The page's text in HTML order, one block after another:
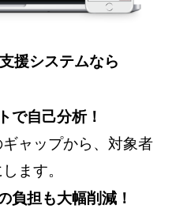
援システムなら
で自己分析！
ャップから、対象者
ます。
負担も大幅削減！